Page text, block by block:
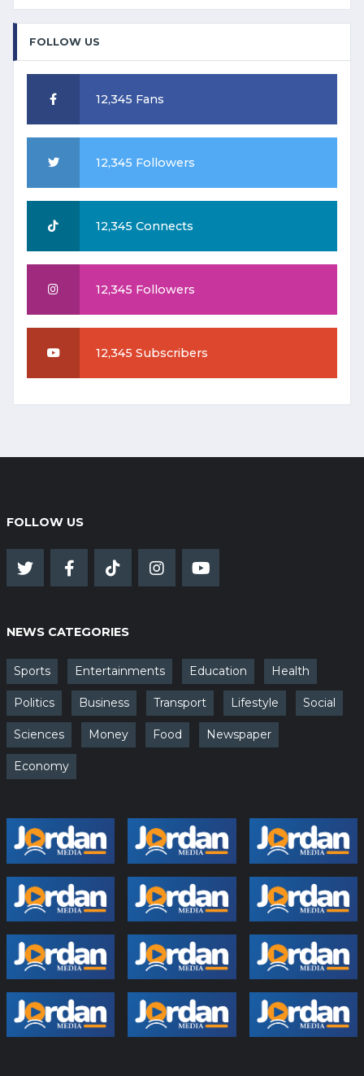
FOLLOW US
12,345 Fans
12,345 Followers
12,345 Connects
12,345 Followers
12,345 Subscribers
FOLLOW US
NEWS CATEGORIES
Sports Entertainments Education Health
Politics Business Transport Lifestyle Social
Sciences Money Food Newspaper
Economy